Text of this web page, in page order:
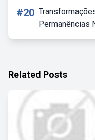
#20
Permanências
Related Posts